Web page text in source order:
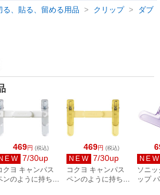
る、貼る、留める用品 > クリップ >
ダブ
469円 (税込)
NEW 7/30up
クヨ キャンパス
ンのように持ち運
469円 (税込)
NEW 7/30up
コクヨ キャンパス
ペンのように持ち運
NEW
ソニ
ップ